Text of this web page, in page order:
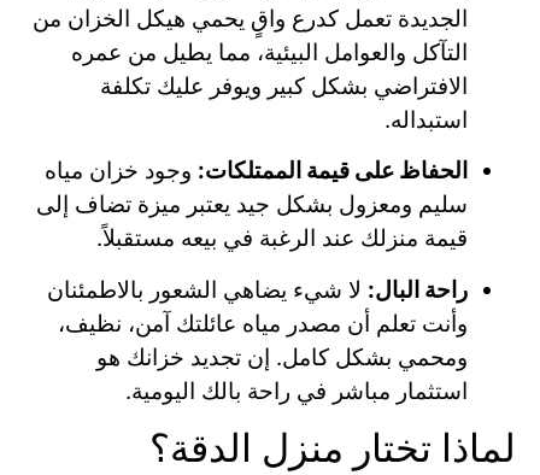
الجديدة تعمل كدرع واقٍ يحمي هيكل الخزان من
التآكل والعوامل البيئية، مما يطيل من عمره
الافتراضي بشكل كبير ويوفر عليك تكلفة
استبداله.
الحفاظ على قيمة الممتلكات: وجود خزان مياه
سليم ومعزول بشكل جيد يعتبر ميزة تضاف إلى
قيمة منزلك عند الرغبة في بيعه مستقبلاً.
راحة البال: لا شيء يضاهي الشعور بالاطمئنان
وأنت تعلم أن مصدر مياه عائلتك آمن، نظيف،
ومحمي بشكل كامل. إن تجديد خزانك هو
استثمار مباشر في راحة بالك اليومية.
لماذا تختار منزل الدقة؟